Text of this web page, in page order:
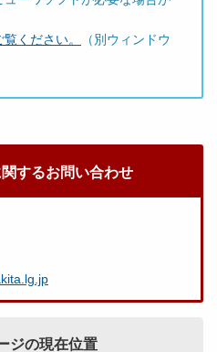
ください。
（別ウィンドウ
するお問い合わせ
ジの現在位置